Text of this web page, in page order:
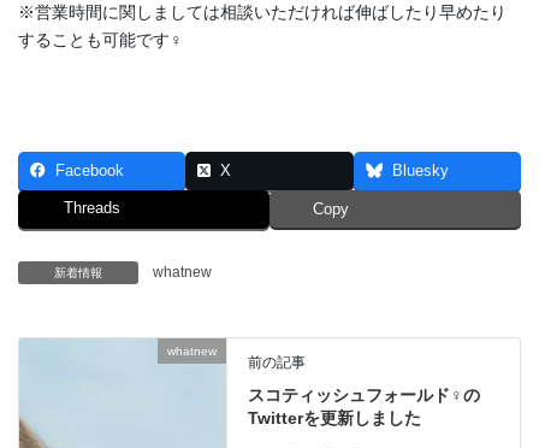
※営業時間に関しましては相談いただければ伸ばしたり早めたり
することも可能です‍♀️
Facebook X Bluesky
Threads Copy
新着情報 whatnew
whatnew
前の記事
スコティッシュフォールド♀の
Twitterを更新しました